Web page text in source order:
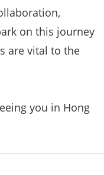
on this journey
are vital to the
you in Hong